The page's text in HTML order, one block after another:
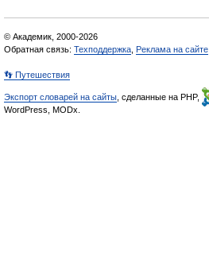
© Академик, 2000-2026
Обратная связь: Техподдержка Реклама на сайте
👣 Путешествия
Экспорт словарей на сайты , сделанные на PHP,
WordPress, MODx.